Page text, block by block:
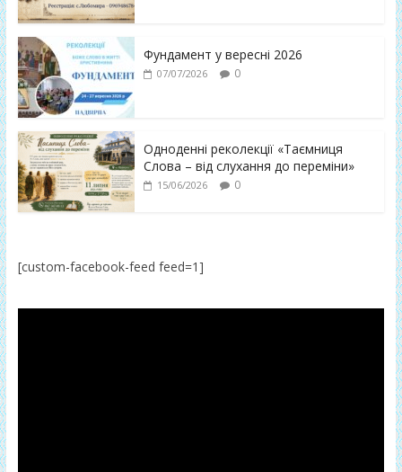
Фундамент у вересні 2026
07/07/2026 0
Одноденні реколекції «Таємниця
Слова – від слухання до переміни»
15/06/2026 0
[custom-facebook-feed feed=1]